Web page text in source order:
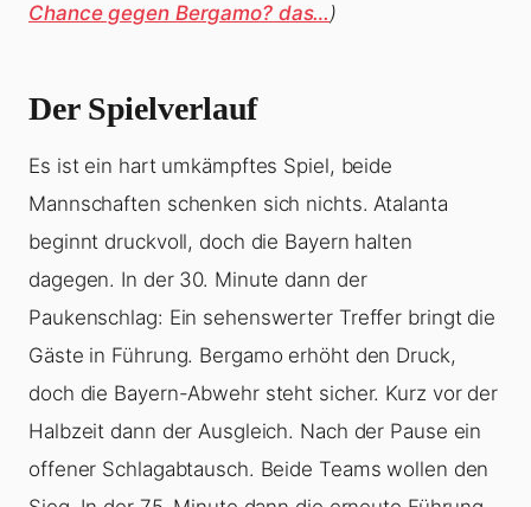
Chance gegen Bergamo? das…)
Der Spielverlauf
Es ist ein hart umkämpftes Spiel, beide
Mannschaften schenken sich nichts. Atalanta
beginnt druckvoll, doch die Bayern halten
dagegen. In der 30. Minute dann der
Paukenschlag: Ein sehenswerter Treffer bringt die
Gäste in Führung. Bergamo erhöht den Druck,
doch die Bayern-Abwehr steht sicher. Kurz vor der
Halbzeit dann der Ausgleich. Nach der Pause ein
offener Schlagabtausch. Beide Teams wollen den